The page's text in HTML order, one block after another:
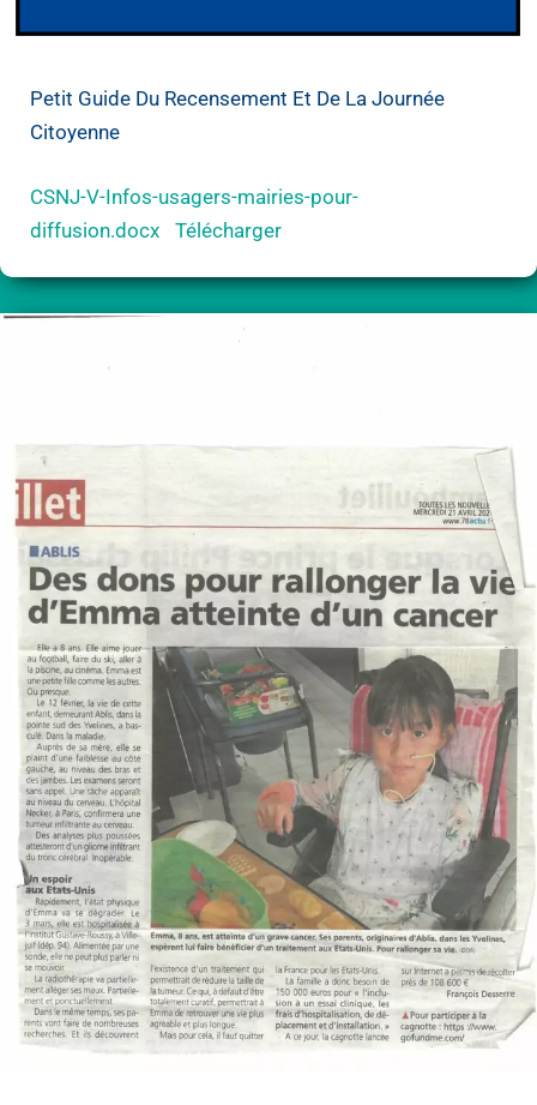
Petit Guide Du Recensement Et De La Journée
Citoyenne
CSNJ-V-Infos-usagers-mairies-pour-
diffusion.docx
Télécharger